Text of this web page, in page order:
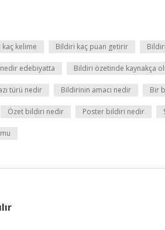
kelime Bildiri kaç puan getirir
edebiyatta Bildiri özetinde kaynakça
türü nedir Bildirinin amacı nedir Bir
Özet bildiri nedir Poster bildiri nedir